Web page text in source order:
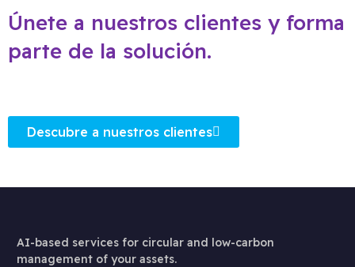
Únete a nuestros clientes y forma
parte de la solución.
Descubre a nuestros clientes
AI-based services for circular and low-carbon
management of your assets.